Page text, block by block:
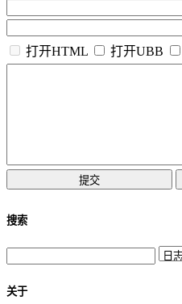
打开HTML
打开UBB
搜索
关于